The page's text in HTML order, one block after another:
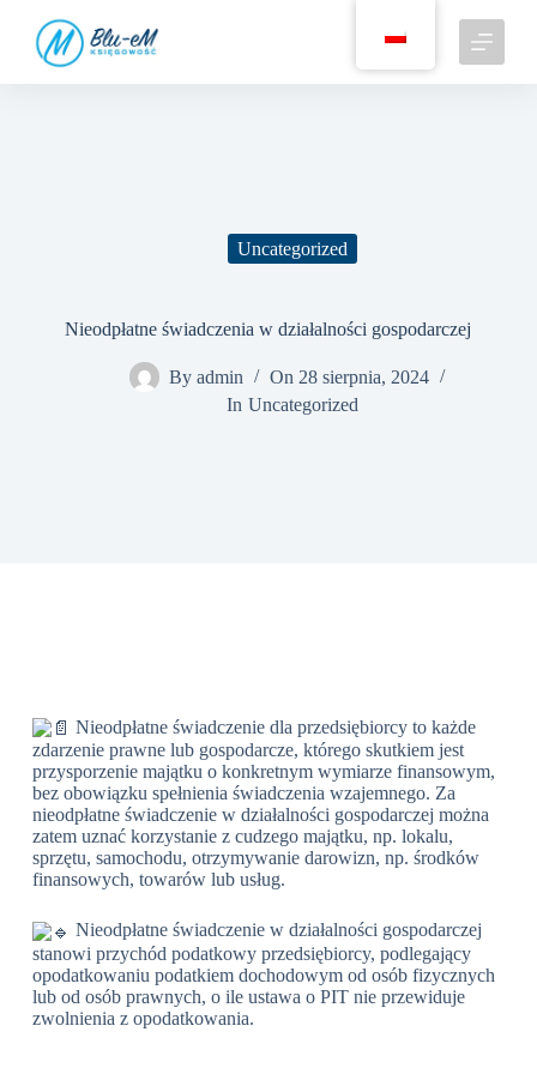
Uncategorized
Nieodpłatne świadczenia w działalności gospodarczej
By admin On 28 sierpnia, 2024
In Uncategorized
Nieodpłatne świadczenie dla przedsiębiorcy to każde
zdarzenie prawne lub gospodarcze, którego skutkiem jest
przysporzenie majątku o konkretnym wymiarze finansowym,
bez obowiązku spełnienia świadczenia wzajemnego. Za
nieodpłatne świadczenie w działalności gospodarczej można
zatem uznać korzystanie z cudzego majątku, np. lokalu,
sprzętu, samochodu, otrzymywanie darowizn, np. środków
finansowych, towarów lub usług.
Nieodpłatne świadczenie w działalności gospodarczej
stanowi przychód podatkowy przedsiębiorcy, podlegający
opodatkowaniu podatkiem dochodowym od osób fizycznych
lub od osób prawnych, o ile ustawa o PIT nie przewiduje
zwolnienia z opodatkowania.